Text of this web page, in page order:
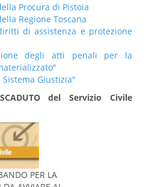
Procura di Pistoia
Regione Toscana
di assistenza e protezione
degli atti penali per la
Giustizia"
del Servizio Civile
PER LA